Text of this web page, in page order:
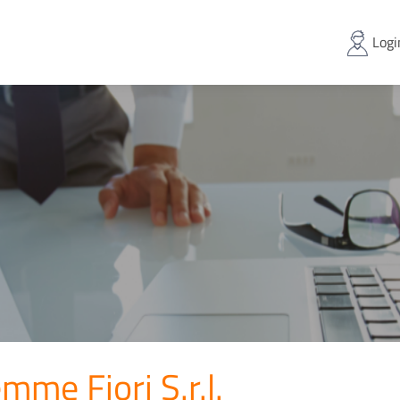
Fiori S.r.l.